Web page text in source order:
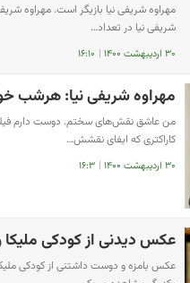
مهراوه شریفی نیا بازیگر است. مهراوه
شریفی نیا در تعداد…
۳۰ اردیبهشت ۱۴۰۰ | ۱۶:۱۰
مهراوه شریفی نیا: هرشب
من عاشق نقش‌های سختم. دوست دارم
کاراکتری که ایفای نقشش…
۳۰ اردیبهشت ۱۴۰۰ | ۱۶:۳
عکس دیدنی از کودکی ملیکا
عکس بامزه و دوست داشتنی از کودکی ملیکا